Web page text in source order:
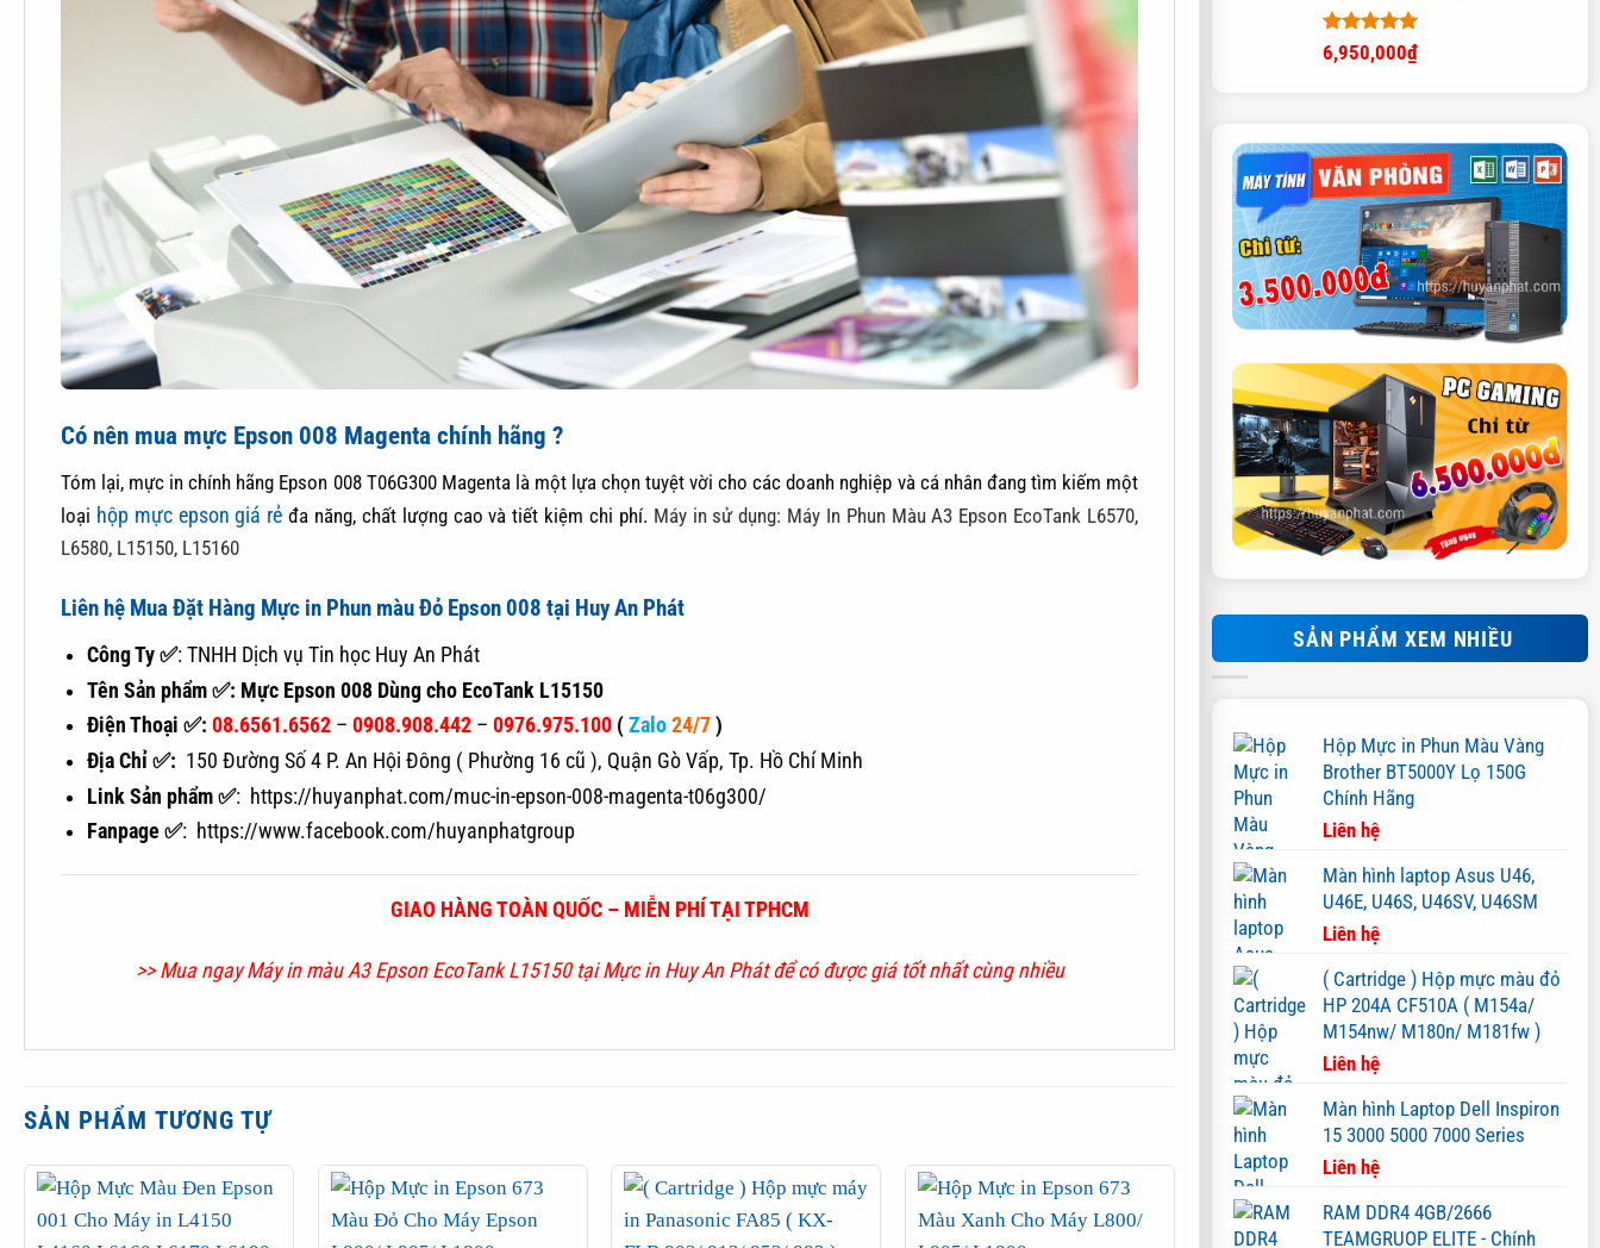
Được xếp
hạng 5.00
6,950,000₫
SẢN PHẨM XEM NHIỀU
Hộp Mực in Phun Màu Vàng
Brother BT5000Y Lọ 150G
Chính Hãng
Liên hệ
Màn hình laptop Asus U46,
U46E, U46S, U46SV, U46SM
Liên hệ
( Cartridge ) Hộp mực màu đỏ
HP 204A CF510A ( M154a/
M154nw/ M180n/ M181fw )
Liên hệ
Màn hình Laptop Dell Inspiron
15 3000 5000 7000 Series
Liên hệ
RAM DDR4 4GB/2666
TEAMGRUOP ELITE - Chính
Có nên mua mực Epson 008 Magenta chính hãng ?
Tóm lại, mực in chính hãng Epson 008 T06G300 Magenta là một lựa chọn tuyệt vời cho các doanh nghiệp và cá nhân đang tìm kiếm một
loại hộp mực epson giá rẻ đa năng, chất lượng cao và tiết kiệm chi phí. Máy in sử dụng: Máy In Phun Màu A3 Epson EcoTank L6570,
L6580, L15150, L15160
Liên hệ Mua Đặt Hàng Mực in Phun màu Đỏ Epson 008 tại Huy An Phát
Công Ty ✅: TNHH Dịch vụ Tin học Huy An Phát
Tên Sản phẩm ✅: Mực Epson 008 Dùng cho EcoTank L15150
Điện Thoại ✅:08.6561.6562 – 0908.908.442 –0976.975.100 (Zalo24/7)
Địa Chỉ ✅: 150 Đường Số 4 P. An Hội Đông ( Phường 16 cũ ), Quận Gò Vấp, Tp. Hồ Chí Minh
Link Sản phẩm ✅: https://huyanphat.com/muc-in-epson-008-magenta-t06g300/
Fanpage ✅: https://www.facebook.com/huyanphatgroup
GIAO HÀNG TOÀN QUỐC – MIỄN PHÍ TẠI TPHCM
>> Mua ngay Máy in màu A3 Epson EcoTank L15150 tại Mực in Huy An Phát để có được giá tốt nhất cùng nhiều
SẢN PHẨM TƯƠNG TỰ